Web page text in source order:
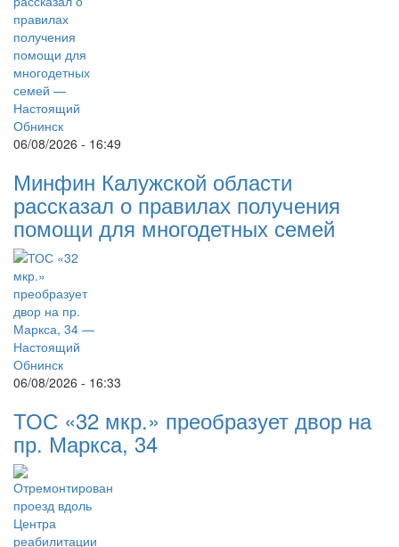
06/08/2026 - 16:49
Минфин Калужской области
рассказал о правилах получения
помощи для многодетных семей
06/08/2026 - 16:33
ТОС «32 мкр.» преобразует двор на
пр. Маркса, 34